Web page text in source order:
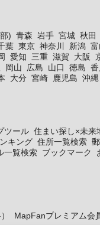
) 青森 岩手 宮城 秋田
葉 東京 神奈川 新潟
愛知 三重 滋賀 大阪
岡山 広島 山口 徳島 香
大分 宮崎 鹿児島 沖縄
ツール 住まい探し×未来
キング 住所一覧検索
一覧検索 ブックマーク
MapFanプレミアム会